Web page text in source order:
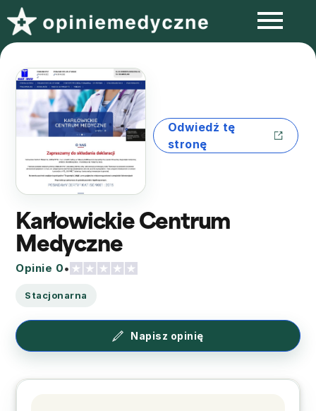
Odwiedź tę
stronę
Karłowickie Centrum
Medyczne
Opinie 0•
Stacjonarna
Napisz opinię